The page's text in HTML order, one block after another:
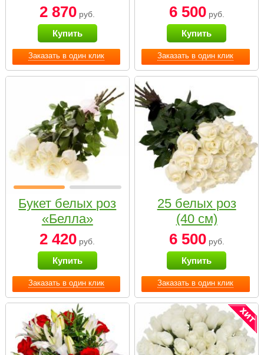
Заказать в один клик
2 870 руб.
Купить
Заказать в один клик
6 500руб.
Купить
Заказать в один клик
Букет белых роз
«Белла»
2 420 руб.
Купить
Заказать в один клик
25 белых роз
(40 см)
6 500руб.
Купить